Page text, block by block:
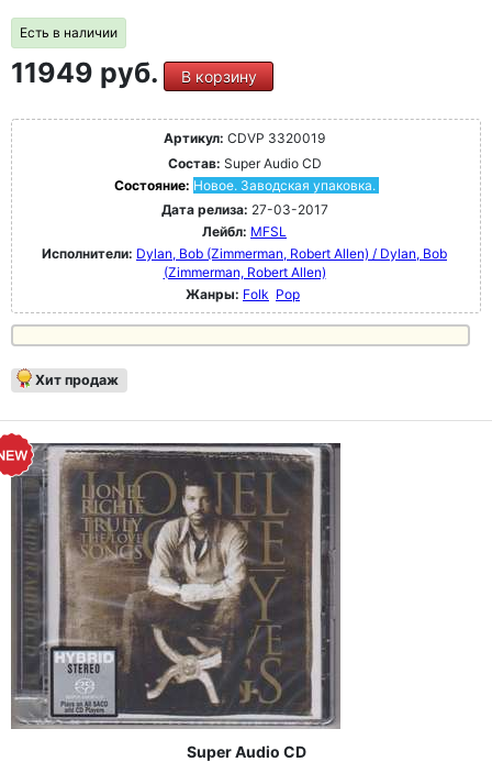
Есть в наличии
11949 руб. В корзину
Артикул: CDVP 3320019
Состав: Super Audio CD
Состояние: Новое. Заводская упаковка.
Дата релиза: 27-03-2017
Лейбл: MFSL
Исполнители: Dylan, Bob (Zimmerman, Robert Allen) / Dylan, Bob
(Zimmerman, Robert Allen)
Жанры: Folk Pop
Хит продаж
Super Audio CD